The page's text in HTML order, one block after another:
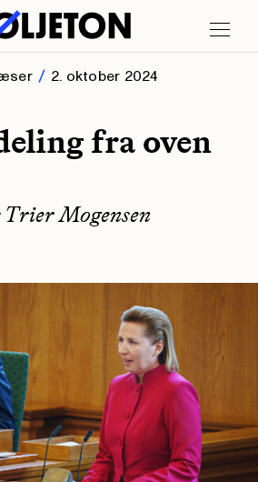
2. oktober 2024
fra oven
Mogensen